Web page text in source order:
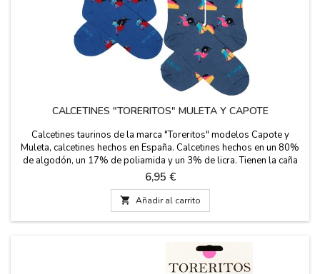
CALCETINES "TORERITOS" MULETA Y CAPOTE
Calcetines taurinos de la marca "Toreritos" modelos Capote y
Muleta, calcetines hechos en España. Calcetines hechos en un 80%
de algodón, un 17% de poliamida y un 3% de licra. Tienen la caña
de 23 cm. Dos tallas: Pequeña EUR de 35- 40 y Grande EUR de
41- 45
Precio
6,95 €
 Añadir al carrito